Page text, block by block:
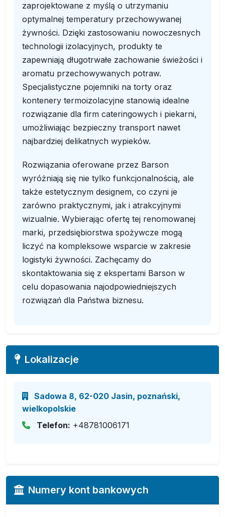
zaprojektowane z myślą o utrzymaniu
optymalnej temperatury przechowywanej
żywności. Dzięki zastosowaniu nowoczesnych
technologii izolacyjnych, produkty te
zapewniają długotrwałe zachowanie świeżości i
aromatu przechowywanych potraw.
Specjalistyczne pojemniki na torty oraz
kontenery termoizolacyjne stanowią idealne
rozwiązanie dla firm cateringowych i piekarni,
umożliwiając bezpieczny transport nawet
najbardziej delikatnych wypieków.
Rozwiązania oferowane przez Barson
wyróżniają się nie tylko funkcjonalnością, ale
także estetycznym designem, co czyni je
zarówno praktycznymi, jak i atrakcyjnymi
wizualnie. Wybierając ofertę tej renomowanej
marki, przedsiębiorstwa spożywcze mogą
liczyć na kompleksowe wsparcie w zakresie
logistyki żywności. Zachęcamy do
skontaktowania się z ekspertami Barson w
celu dopasowania najodpowiedniejszych
rozwiązań dla Państwa biznesu.
Lokalizacje
Sadowa 8, 62-020 Jasin, poznański,
wielkopolskie
Telefon: +48781006171
Numery kont bankowych